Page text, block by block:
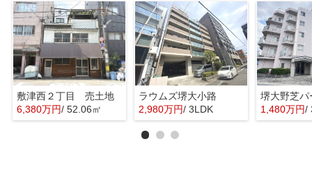
敷津西２丁目 売土地
6,380万円/ 52.06㎡
ラウムズ堺大小路
2,980万円/ 3LDK 1,480万円/